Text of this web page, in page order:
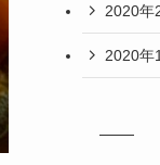
2020年
2020年